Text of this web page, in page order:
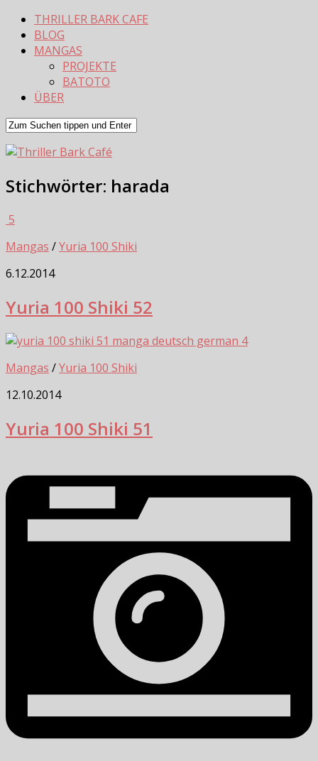
THRILLER BARK CAFE
BLOG
MANGAS
PROJEKTE
BATOTO
ÜBER
Stichwörter: harada
5
Mangas /Yuria 100 Shiki
6.12.2014
Yuria 100 Shiki 52
4
Mangas /Yuria 100 Shiki
12.10.2014
Yuria 100 Shiki 51